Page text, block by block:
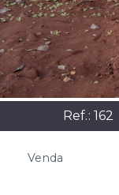
Ref.: 162
Venda